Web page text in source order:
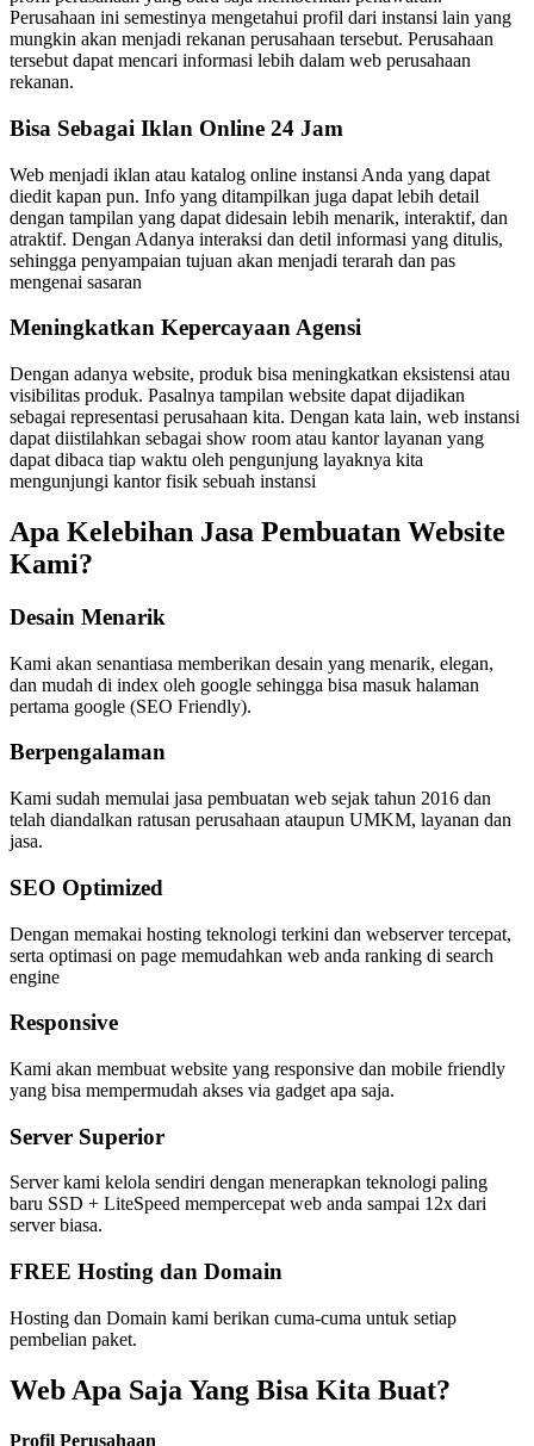
Perusahaan ini semestinya mengetahui profil dari instansi lain yang
mungkin akan menjadi rekanan perusahaan tersebut. Perusahaan
tersebut dapat mencari informasi lebih dalam web perusahaan
rekanan.
Bisa Sebagai Iklan Online 24 Jam
Web menjadi iklan atau katalog online instansi Anda yang dapat
diedit kapan pun. Info yang ditampilkan juga dapat lebih detail
dengan tampilan yang dapat didesain lebih menarik, interaktif, dan
atraktif. Dengan Adanya interaksi dan detil informasi yang ditulis,
sehingga penyampaian tujuan akan menjadi terarah dan pas
mengenai sasaran
Meningkatkan Kepercayaan Agensi
Dengan adanya website, produk bisa meningkatkan eksistensi atau
visibilitas produk. Pasalnya tampilan website dapat dijadikan
sebagai representasi perusahaan kita. Dengan kata lain, web instansi
dapat diistilahkan sebagai show room atau kantor layanan yang
dapat dibaca tiap waktu oleh pengunjung layaknya kita
mengunjungi kantor fisik sebuah instansi
Apa Kelebihan Jasa Pembuatan Website
Kami?
Desain Menarik
Kami akan senantiasa memberikan desain yang menarik, elegan,
dan mudah di index oleh google sehingga bisa masuk halaman
pertama google (SEO Friendly).
Berpengalaman
Kami sudah memulai jasa pembuatan web sejak tahun 2016 dan
telah diandalkan ratusan perusahaan ataupun UMKM, layanan dan
jasa.
SEO Optimized
Dengan memakai hosting teknologi terkini dan webserver tercepat,
serta optimasi on page memudahkan web anda ranking di search
engine
Responsive
Kami akan membuat website yang responsive dan mobile friendly
yang bisa mempermudah akses via gadget apa saja.
Server Superior
Server kami kelola sendiri dengan menerapkan teknologi paling
baru SSD + LiteSpeed mempercepat web anda sampai 12x dari
server biasa.
FREE Hosting dan Domain
Hosting dan Domain kami berikan cuma-cuma untuk setiap
pembelian paket.
Web Apa Saja Yang Bisa Kita Buat?
Profil Perusahaan